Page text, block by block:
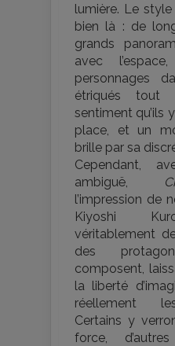
lumière. Le
bien là : de
grands
avec
personnages
étriqués tout
sentiment qu’ils
place, et un
brille par sa
Cependant,
ambiguë,
l’impression de
Kiyoshi
véritablement
des
composent,
la liberté
réellement
Certains y
force,